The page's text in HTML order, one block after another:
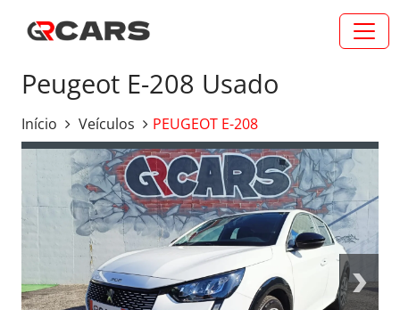
Peugeot E-208 Usado
Início Veículos PEUGEOT E-208